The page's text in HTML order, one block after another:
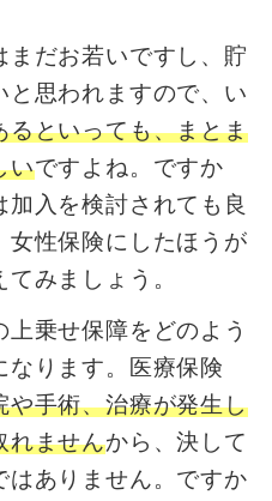
まだお若いですし、貯
思われますので、い
るといっても、まとま
いですよね。ですか
加入を検討されても良
女性保険にしたほうが
みましょう。
乗せ保障をどのよう
なります。医療保険
や手術、治療が発生し
れませんから、決して
はありません。ですか